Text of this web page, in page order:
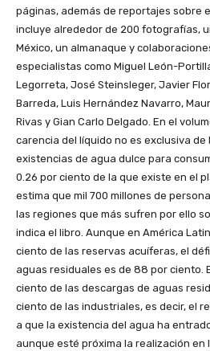
páginas, además de reportajes sobre
incluye alrededor de 200 fotografías,
México, un almanaque y
especialistas como Miguel León-
Legorreta, José Steinsleger, Javier
Barreda, Luis Hernández Navarro,
Rivas y Gian Carlo Delgado. En el
carencia del líquido no es exclusiva de
existencias de agua dulce para
0.26 por ciento de la que existe en el
estima que mil 700 millones de
las regiones que más sufren por ello
indica el libro. Aunque en América
ciento de las reservas acuíferas, el
aguas residuales es de 88 por ciento.
ciento de las descargas de aguas
ciento de las industriales, es decir, el
a que la existencia del agua ha
aunque esté próxima la realización en